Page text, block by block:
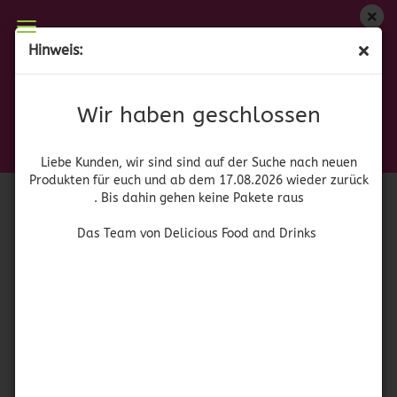
Hinweis:
Wir haben geschlossen
Liebe Kunden, wir sind sind auf der Suche nach neuen
Produkten für euch und ab dem 17.08.2026 wieder zurück
. Bis dahin gehen keine Pakete raus
Das Team von Delicious Food and Drinks
Wir haben geschlossen
zurück. Bis dahin gehen keine Pakete raus
Das Team von Delicious Food and Drinks
41908)